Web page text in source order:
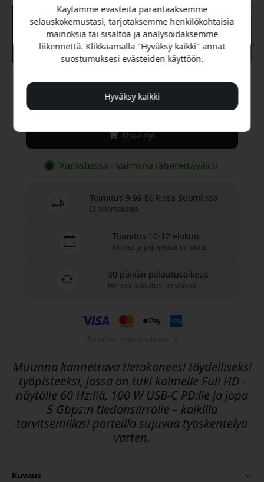
Suositeltava hinta
149.99 EUR
Osta nyt
Varastossa - valmiina lähetettäväksi
Toimitus 9.99 EUR:ssa Suomi:ssa
Ei piilomaksuja
Toimitus 10-12 elokuu
Nopea ja jäljitettävä toimitus
30 päivän palautusoikeus
Helppo palautus - ei vaivaa
Muunna kannettava tietokoneesi täydelliseksi
työpisteeksi, jossa on tuki kolmelle Full HD -
näytölle 60 Hz:llä, 100 W USB-C PD:lle ja jopa
5 Gbps:n tiedonsiirrolle – kaikilla
tarvitsemillasi porteilla sujuvaa työskentelyä
varten.
Kuvaus
Käytämme evästeitä parantaaksemme
selauskokemustasi, tarjotaksemme henkilökohtaisia
mainoksia tai sisältöä ja analysoidaksemme
liikennettä. Klikkaamalla "Hyväksy kaikki" annat
suostumuksesi evästeiden käyttöön.
Hyväksy kaikki
Ei, maksan mieluummin täyden hinnan.